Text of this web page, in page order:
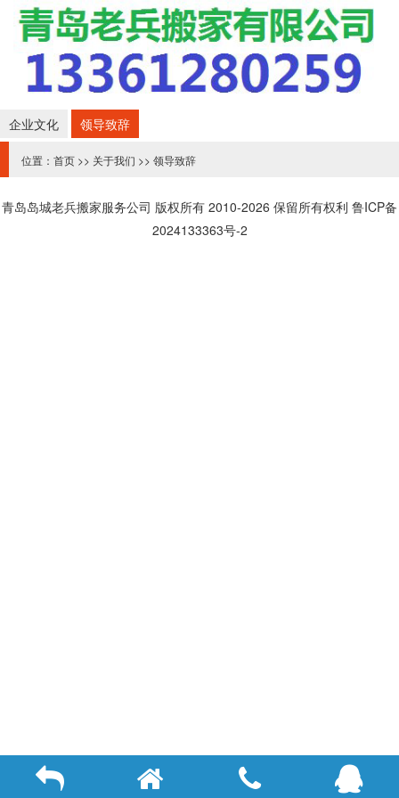
企业文化 领导致辞
位置： 首页 >> 关于我们 >> 领导致辞
青岛岛城老兵搬家服务公司 版权所有 2010-2026 保留所有权利 鲁ICP备
2024133363号-2